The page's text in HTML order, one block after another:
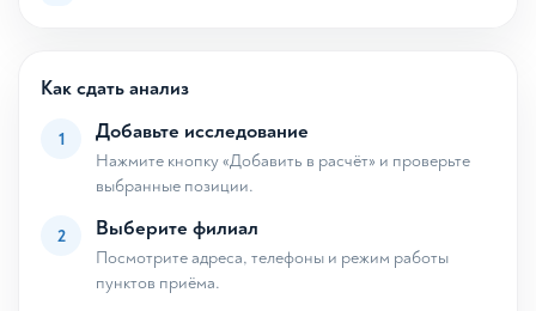
Как сдать анализ
1 Добавьте исследование
Нажмите кнопку «Добавить в расчёт» и проверьте
выбранные позиции.
2 Выберите филиал
Посмотрите адреса, телефоны и режим работы
пунктов приёма.